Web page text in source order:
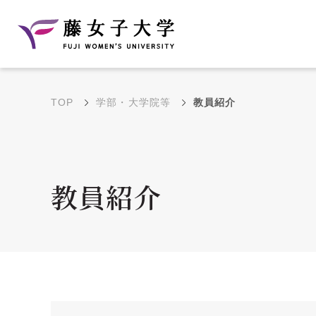
学部・学科の教育目的
大学院の教育目的
TOP 学部・大学院等 教員紹介
教員紹介